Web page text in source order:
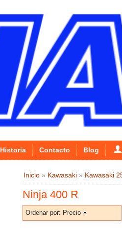
Historia Contacto Blog
Inicio» Kawasaki» Kawasaki
Ninja 400 R
Ordenar por: Precio